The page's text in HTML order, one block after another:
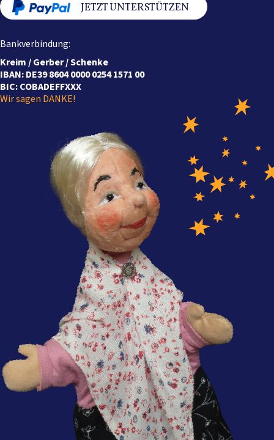
JETZT UNTERSTÜTZEN
Bankverbindung:
Kreim / Gerber / Schenke
IBAN: DE39 8604 0000 0254 1571 00
BIC: COBADEFFXXX
Wir sagen DANKE!